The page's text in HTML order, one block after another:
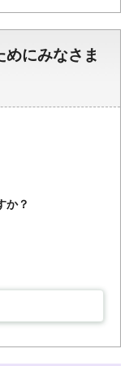
にみなさま
か？